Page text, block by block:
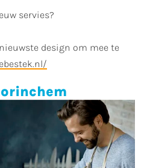
servies?
design om mee te